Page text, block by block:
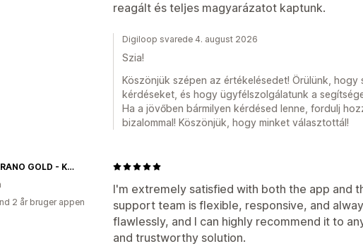
reagált és teljes magyarázatot kaptunk.
Digiloop svarede 4. august 2026
Szia!
Köszönjük szépen az értékelésedet! Örülünk, hogy
kérdéseket, és hogy ügyfélszolgálatunk a
Ha a jövőben bármilyen kérdésed lenne, fordulj
bizalommal! Köszönjük, hogy minket választottál!
I'm extremely satisfied with both the app and
support team is flexible, responsive, and
flawlessly, and I can highly recommend it to
and trustworthy solution.
SAMBIRANO GOLD - KAKAÓBAB, KAKAÓVAJ, 100% CSOKOLÁDÉ WEBÁRUHÁZ
2 år bruger appen